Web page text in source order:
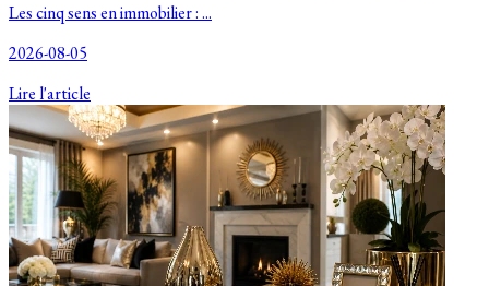
Les cinq sens en immobilier : ...
2026-08-05
Lire l'article